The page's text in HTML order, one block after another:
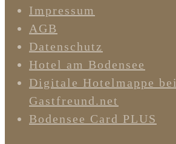
Impressum
AGB
Datenschutz
Hotel am Bodensee
Digitale Hotelmappe bei
Gastfreund.net
Bodensee Card PLUS